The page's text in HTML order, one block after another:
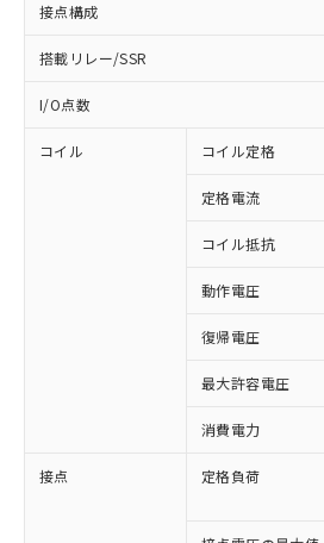
接点構成
搭載リレー/SSR
I/O点数
コイル コイル定格
定格電流
コイル抵抗
動作電圧
復帰電圧
最大許容電圧
消費電力
接点 定格負荷